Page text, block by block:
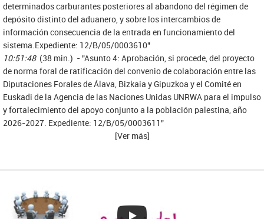
determinados carburantes posteriores al abandono del régimen de
depósito distinto del aduanero, y sobre los intercambios de
información consecuencia de la entrada en funcionamiento del
sistema.Expediente: 12/B/05/0003610"
10:51:48 (38 min.) - "Asunto 4: Aprobación, si procede, del proyecto
de norma foral de ratificación del convenio de colaboración entre las
Diputaciones Forales de Álava, Bizkaia y Gipuzkoa y el Comité en
Euskadi de la Agencia de las Naciones Unidas UNRWA para el impulso
y fortalecimiento del apoyo conjunto a la población palestina, año
2026-2027. Expediente: 12/B/05/0003611"
[Ver más]